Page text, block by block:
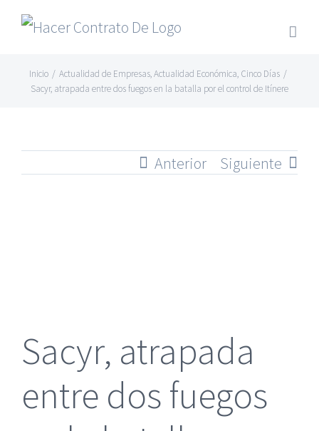
Skip
Inicio / Actualidad de Empresas,Actualidad Económica, Cinco Días /
Sacyr, atrapada entre dos fuegos en la batalla por el control de Itínere
Anterior Siguiente
Sacyr, atrapada
entre dos fuegos